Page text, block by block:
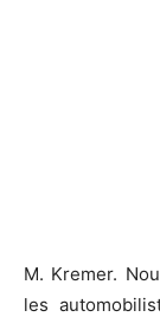
M. Kremer.
les